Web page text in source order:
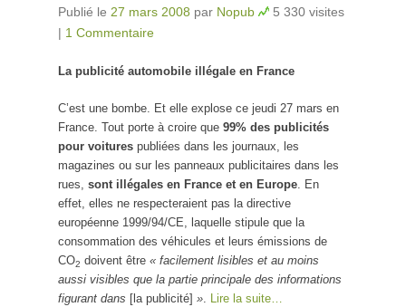
Publié le 27 mars 2008 par Nopub
5 330 visites
| 1 Commentaire
La publicité automobile illégale en France
C’est une bombe. Et elle explose ce jeudi 27 mars en
France. Tout porte à croire que 99% des publicités
pour voitures publiées dans les journaux, les
magazines ou sur les panneaux publicitaires dans les
rues, sont illégales en France et en Europe. En
effet, elles ne respecteraient pas la directive
européenne 1999/94/CE, laquelle stipule que la
consommation des véhicules et leurs émissions de
CO2 doivent être « facilement lisibles et au moins
aussi visibles que la partie principale des informations
figurant dans [la publicité] ». Lire la suite…